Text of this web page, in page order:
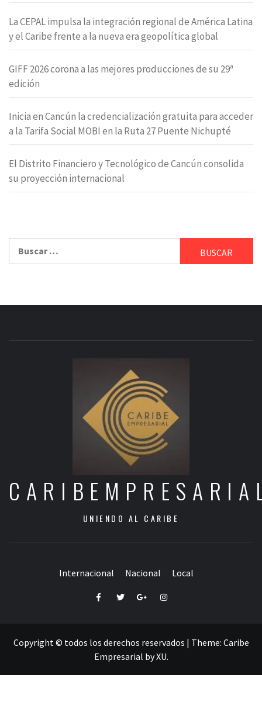
La CEPAL impulsa la integración regional de América Latina
y el Caribe frente a la nueva era geopolítica global
GIFF 2026 corona a las mejores producciones de su 29ª
edición
Inicia en Cancún la credencialización gratuita para acceder
a la Tarifa Social MOBI en la Ruta 27 Puente Nichupté
El Distrito Financiero y Tecnológico de Cancún consolida
su proyección internacional
UNIENDO AL CARIBE
Internacional Nacional Local
FacebookTwitterGoogle+Instagram
Copyright © todos los derechos reservados | Theme: Caribe
Empresarial byXU.